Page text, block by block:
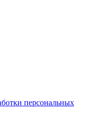
персональных